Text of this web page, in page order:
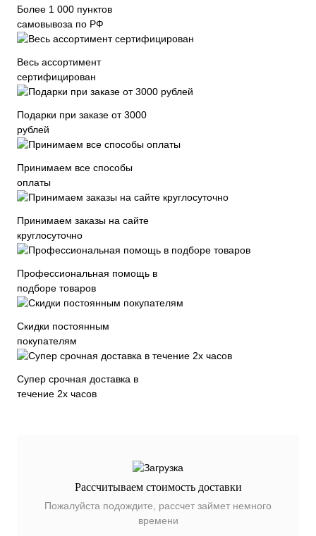
Более 1 000 пунктов
самовывоза по РФ
Весь ассортимент
сертифицирован
Подарки при заказе от 3000
рублей
Принимаем все способы
оплаты
Принимаем заказы на сайте
круглосуточно
Профессиональная помощь в
подборе товаров
Скидки постоянным
покупателям
Супер срочная доставка в
течение 2х часов
Рассчитываем стоимость доставки
Пожалуйста подождите, рассчет займет немного
времени